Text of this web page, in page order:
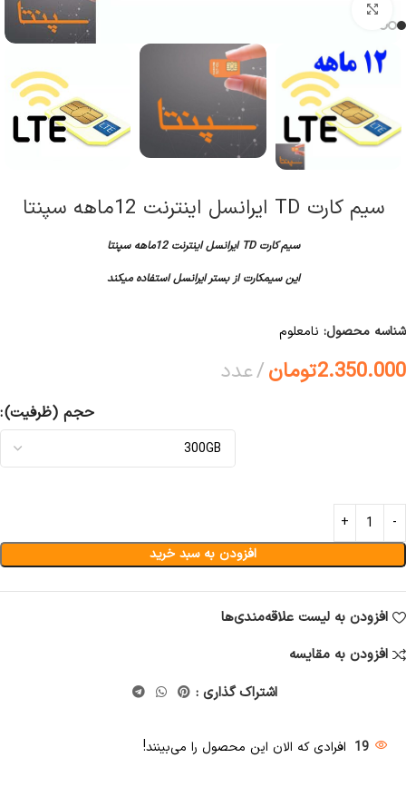
سیم کارت TD ایرانسل اینترنت 12ماهه سپنتا
سیم کارت TD ایرانسل اینترنت 12ماهه سپنتا
این سیمکارت از بستر ایرانسل استفاده میکند
شناسه محصول: نامعلوم
2.350.000تومان عدد
حجم (ظرفیت)
افزودن به سبد خرید
افزودن به لیست علاقه‌مندی‌ها
افزودن به مقایسه
اشتراک گذاری :
19 افرادی که الان این محصول را می‌بینند!